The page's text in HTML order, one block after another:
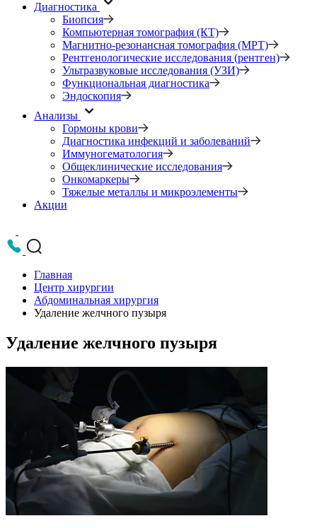
Диагностика
Биопсия
Компьютерная томография (КТ)
Магнитно-резонансная томография (МРТ)
Рентгенологические исследования (рентген)
Ультразвуковые исследования (УЗИ)
Функциональная диагностика
Эндоскопия
Анализы
Гормоны крови
Диагностика инфекций и заболеваний
Иммуногематология
Общеклинические исследования
Онкомаркеры
Тяжелые металлы и микроэлементы
Акции
Главная
Центр хирургии
Абдоминальная хирургия
Удаление желчного пузыря
Удаление желчного пузыря